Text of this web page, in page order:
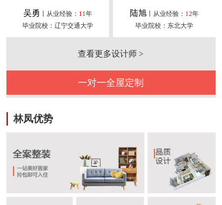
吴勇 丨从业经验： 11年
毕业院校：辽宁交通大学
陆旭丨从业经验： 12年
毕业院校：东北大学
查看更多设计师 >
一对一全屋定制
林凤优势